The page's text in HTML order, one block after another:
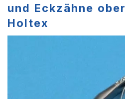
und Eckzähne
Holtex